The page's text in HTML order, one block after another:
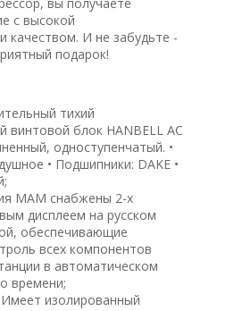
вы получаете
с высокой
качеством. И не забудьте -
подарок!
тихий
винтовой блок HANBELL AC
одноступенчатый. •
• Подшипники: DAKE •
MAM снабжены 2-х
дисплеем на русском
обеспечивающие
всех компонентов
в автоматическом
времени;
изолированный